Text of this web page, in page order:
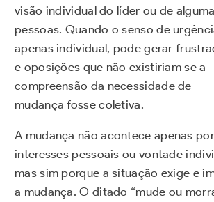
visão individual do líder ou de
pessoas. Quando o senso de
apenas individual, pode gerar
e oposições que não existiriam se a
compreensão da necessidade de
mudança fosse coletiva.
A mudança não acontece apenas por
interesses pessoais ou vontade
mas sim porque a situação exige e
a mudança. O ditado “mude ou